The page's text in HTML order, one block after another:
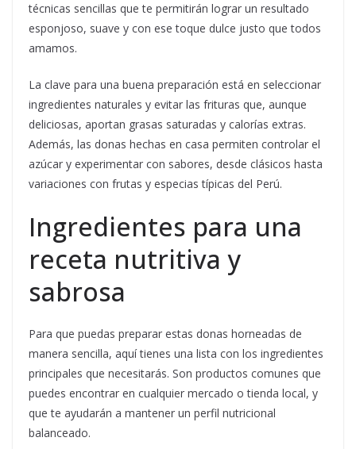
técnicas sencillas que te permitirán lograr un resultado
esponjoso, suave y con ese toque dulce justo que todos
amamos.
La clave para una buena preparación está en seleccionar
ingredientes naturales y evitar las frituras que, aunque
deliciosas, aportan grasas saturadas y calorías extras.
Además, las donas hechas en casa permiten controlar el
azúcar y experimentar con sabores, desde clásicos hasta
variaciones con frutas y especias típicas del Perú.
Ingredientes para una
receta nutritiva y
sabrosa
Para que puedas preparar estas donas horneadas de
manera sencilla, aquí tienes una lista con los ingredientes
principales que necesitarás. Son productos comunes que
puedes encontrar en cualquier mercado o tienda local, y
que te ayudarán a mantener un perfil nutricional
balanceado.